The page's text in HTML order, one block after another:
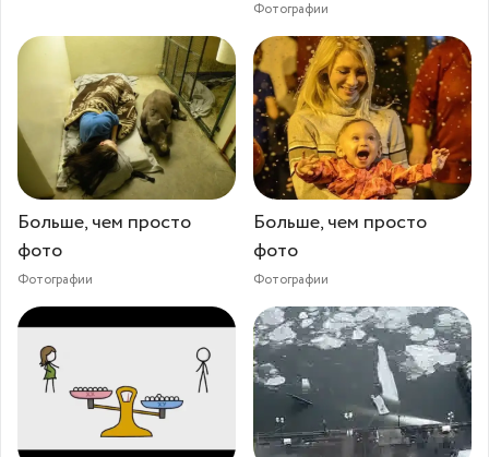
Фотографии
Больше, чем просто
фото
Фотографии
Больше, чем просто
фото
Фотографии